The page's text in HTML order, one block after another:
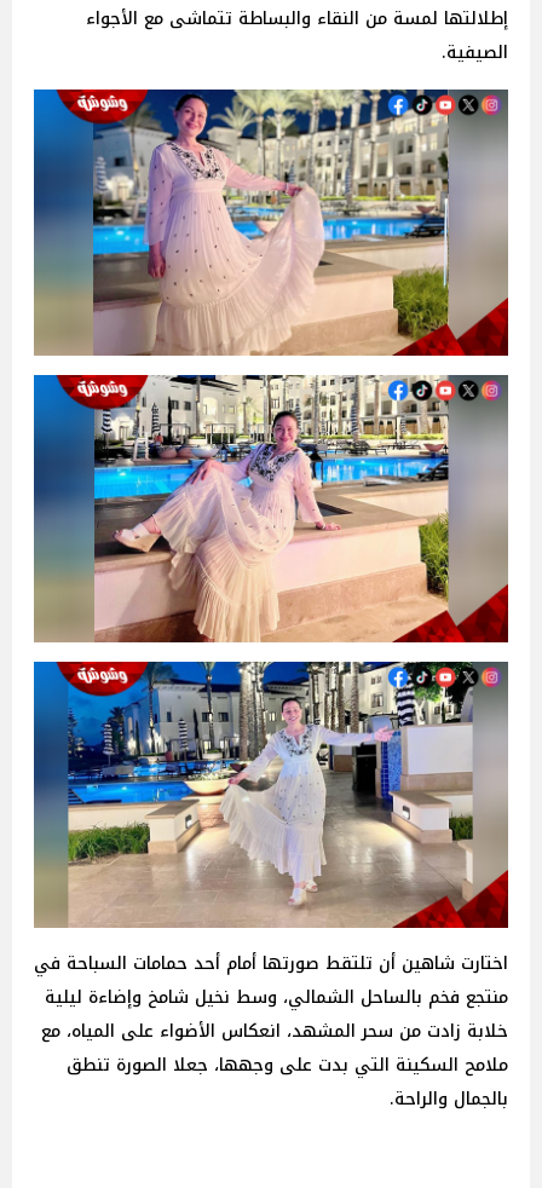
إطلالتها لمسة من النقاء والبساطة تتماشى مع الأجواء
الصيفية.
اختارت شاهين أن تلتقط صورتها أمام أحد حمامات السباحة في
منتجع فخم بالساحل الشمالي، وسط نخيل شامخ وإضاءة ليلية
خلابة زادت من سحر المشهد، انعكاس الأضواء على المياه، مع
ملامح السكينة التي بدت على وجهها، جعلا الصورة تنطق
بالجمال والراحة.